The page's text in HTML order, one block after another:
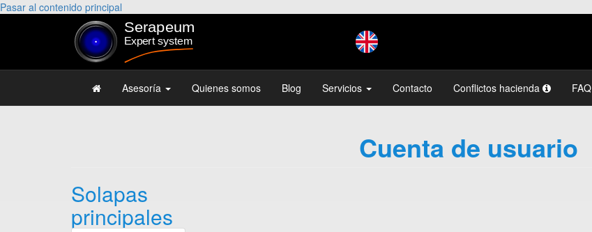
Pasar al contenido principal
Asesoría Quienes somos Blog Servicios Contacto Conflictos hacienda FAQ
Cuenta de usuario
Solapas
principales